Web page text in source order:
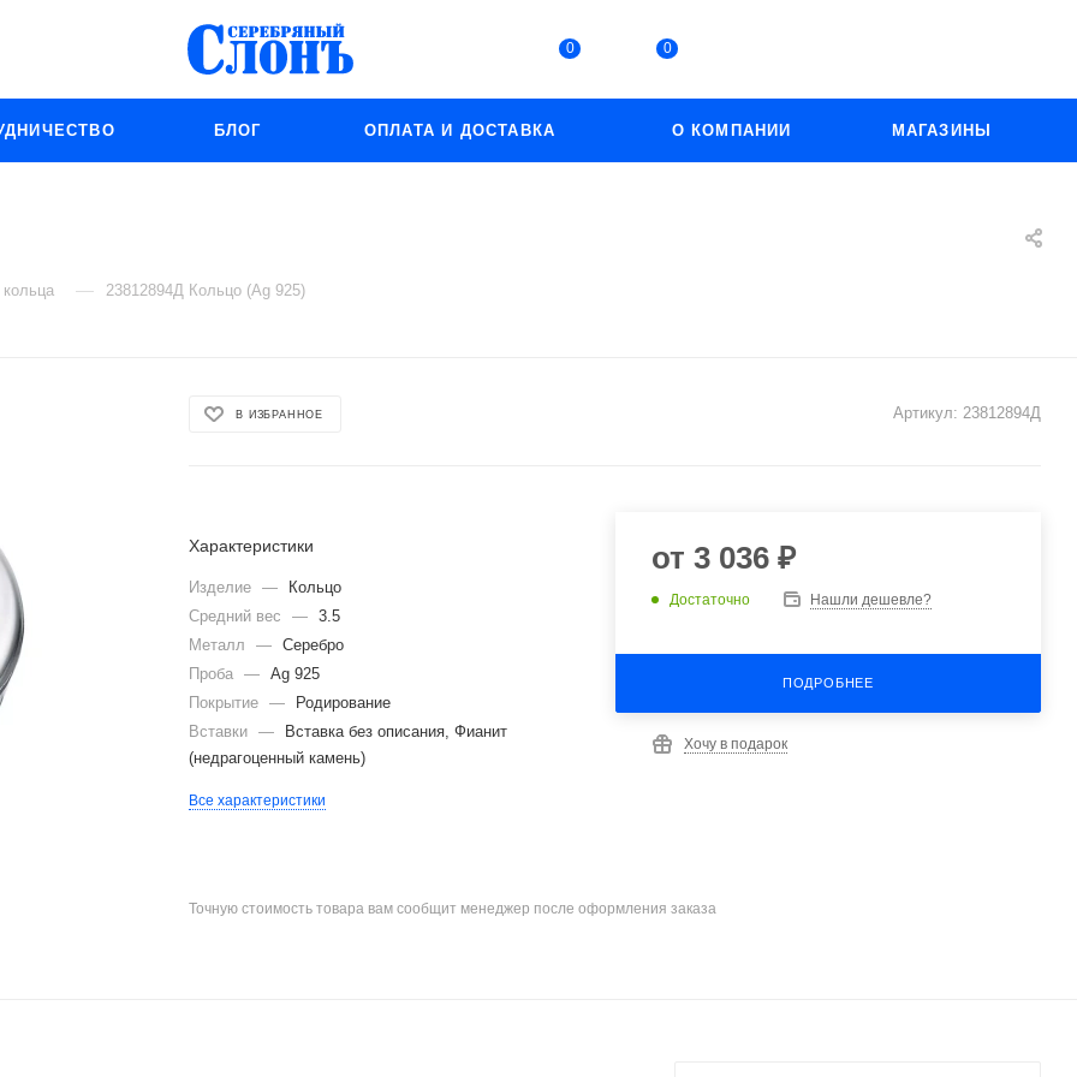
0 0
БЛОГ ОПЛАТА И ДОСТАВКА О КОМПАНИИ МАГАЗИНЫ
— 23812894Д Кольцо (Ag 925)
В ИЗБРАННОЕ Артикул: 23812894Д
Характеристики
Изделие —
Кольцо
Средний вес
—
3.5
Металл
—
Серебро
Проба
—
Ag 925
Покрытие
—
Родирование
Вставки
—
Вставка без описания, Фианит
(недрагоценный камень)
Все характеристики
от 3 036 ₽
Достаточно Нашли дешевле?
ПОДРОБНЕЕ
Хочу в подарок
Точную стоимость товара вам сообщит менеджер после оформления заказа